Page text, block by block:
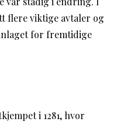
flere viktige avtaler og
for fremtidige
i 1281, hvor